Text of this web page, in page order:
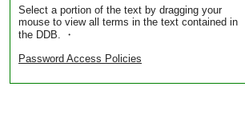
Select a portion of the text by dragging your
mouse to view all terms in the text contained in
the DDB. ・
Password Access Policies